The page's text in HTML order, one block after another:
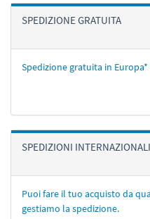
SPEDIZIONE GRATUITA
Spedizione gratuita in
SPEDIZIONI INTERNAZIONALI
Puoi fare il tuo acquisto da
gestiamo la spedizione.